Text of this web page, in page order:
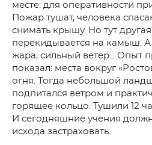
месте: для оперативности
Пожар тушат, человека
снимать крышу. Но тут
перекидывается на камыш. А
жара, сильный ветер... Опыт
показал: места вокруг
огня. Тогда небольшой
подпитался ветром и
горящее кольцо. Тушили 12
И сегодняшние учения
исхода застраховать.